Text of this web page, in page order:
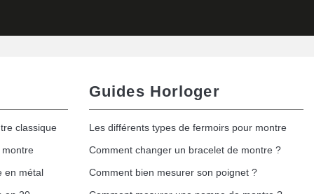
classique
en métal
Guides Horloger
Les différents types de fermoirs pour montre
Comment changer un bracelet de montre ?
Comment bien mesurer son poignet ?